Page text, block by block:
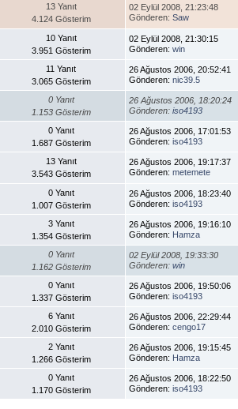
13 Yanıt
4.124 Gösterim
02 Eylül 2008, 21:23:48
Gönderen:Saw
10 Yanıt
3.951 Gösterim
02 Eylül 2008, 21:30:15
Gönderen:win
11 Yanıt
3.065 Gösterim
26 Ağustos 2006, 20:52:41
Gönderen:nic39.5
0 Yanıt
1.153 Gösterim
26 Ağustos 2006, 18:20:24
Gönderen:iso4193
0 Yanıt
1.687 Gösterim
26 Ağustos 2006, 17:01:53
Gönderen:iso4193
13 Yanıt
3.543 Gösterim
26 Ağustos 2006, 19:17:37
Gönderen:metemete
0 Yanıt
1.007 Gösterim
26 Ağustos 2006, 18:23:40
Gönderen:iso4193
3 Yanıt
1.354 Gösterim
26 Ağustos 2006, 19:16:10
Gönderen: Hamza
0 Yanıt
1.162 Gösterim
02 Eylül 2008, 19:33:30
Gönderen:win
0 Yanıt
1.337 Gösterim
26 Ağustos 2006, 19:50:06
Gönderen:iso4193
6 Yanıt
2.010 Gösterim
26 Ağustos 2006, 22:29:44
Gönderen:cengo17
2 Yanıt
1.266 Gösterim
26 Ağustos 2006, 19:15:45
Gönderen: Hamza
0 Yanıt
1.170 Gösterim
26 Ağustos 2006, 18:22:50
Gönderen:iso4193